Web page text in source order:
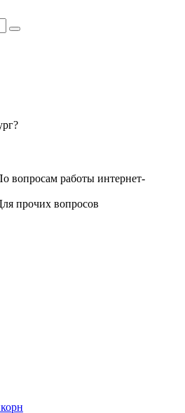
?
вопросам работы интернет-
прочих вопросов